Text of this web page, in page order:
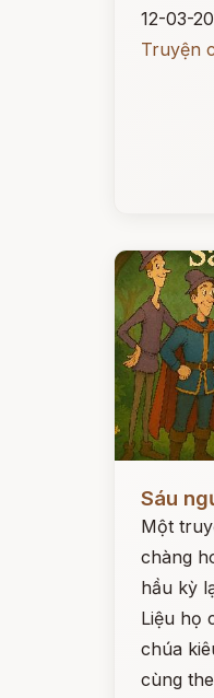
12-03-
Truyện
Sáu
Một
chàng
hầu kỳ
Liệu họ
chúa
cùng